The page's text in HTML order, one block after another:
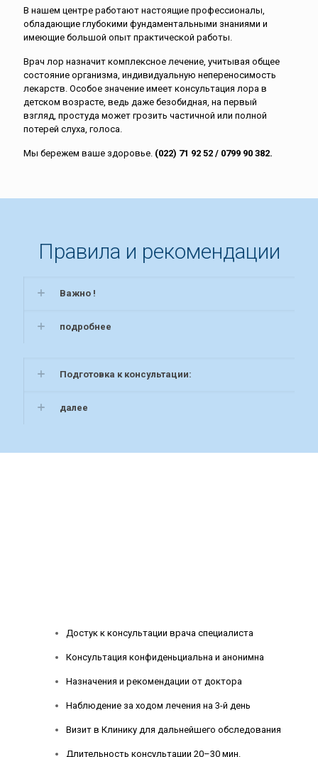
В нашем центре работают настоящие профессионалы,
обладающие глубокими фундаментальными знаниями и
имеющие большой опыт практической работы.
Врач лор назначит комплексное лечение, учитывая общее
состояние организма, индивидуальную непереносимость
лекарств. Особое значение имеет консультация лора в
детском возрасте, ведь даже безобидная, на первый
взгляд, простуда может грозить частичной или полной
потерей слуха, голоса.
Мы бережем ваше здоровье. (022) 71 92 52 / 0799 90 382.
Правила и рекомендации
Важно !
подробнее
Подготовка к консультации:
далее
Достук к консультации врача специалиста
Консультация конфиденьциальна и анонимна
Назначения и рекомендации от доктора
Наблюдение за ходом лечения на 3-й день
Визит в Клинику для дальнейшего обследования
Длительность консультации 20–30 мин.